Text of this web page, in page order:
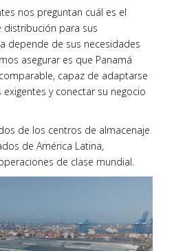
nos preguntan cuál es el
para sus
depende de sus necesidades
asegurar es que Panamá
capaz de adaptarse
y conectar su negocio
de los centros de almacenaje
de América Latina,
de clase mundial.